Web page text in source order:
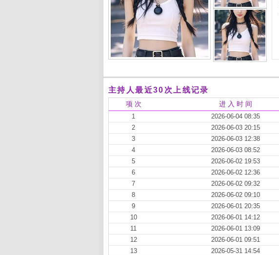
主持人最近30次上线记录
项 次 进 入 时 间
1 2026-06-04 08:35
2
2026-06-03 20:15
3
2026-06-03 12:38
4
2026-06-03 08:52
5
2026-06-02 19:53
6
2026-06-02 12:36
7
2026-06-02 09:32
8
2026-06-02 09:10
9
2026-06-01 20:35
10
2026-06-01 14:12
11
2026-06-01 13:09
12
2026-06-01 09:51
13
2026-05-31 14:54